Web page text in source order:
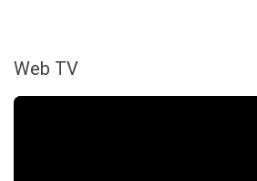
Web TV